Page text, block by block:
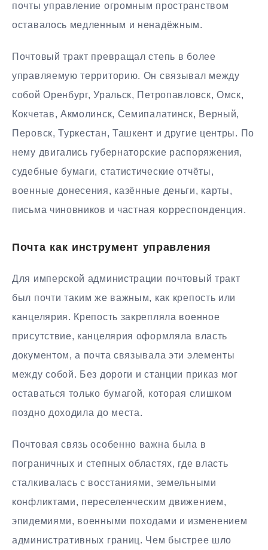
почты управление огромным пространством
оставалось медленным и ненадёжным.
Почтовый тракт превращал степь в более
управляемую территорию. Он связывал между
собой Оренбург, Уральск, Петропавловск, Омск,
Кокчетав, Акмолинск, Семипалатинск, Верный,
Перовск, Туркестан, Ташкент и другие центры. По
нему двигались губернаторские распоряжения,
судебные бумаги, статистические отчёты,
военные донесения, казённые деньги, карты,
письма чиновников и частная корреспонденция.
Почта как инструмент управления
Для имперской администрации почтовый тракт
был почти таким же важным, как крепость или
канцелярия. Крепость закрепляла военное
присутствие, канцелярия оформляла власть
документом, а почта связывала эти элементы
между собой. Без дороги и станции приказ мог
оставаться только бумагой, которая слишком
поздно доходила до места.
Почтовая связь особенно важна была в
пограничных и степных областях, где власть
сталкивалась с восстаниями, земельными
конфликтами, переселенческим движением,
эпидемиями, военными походами и изменением
административных границ. Чем быстрее шло